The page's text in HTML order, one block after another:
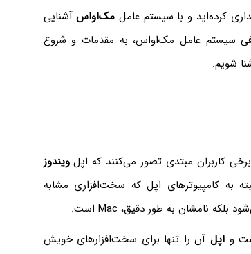
مک‌او‌اسآشنایی
سیستم عامل مک‌او‌اس، به مقدمات و شروع
شویم.
کاربران مبتدی تصور می‌کنند که اپلویندوز
کامپیوترهای اپل که سخت‌افزاری مشابه
و اپلآن را تنها برای سخت‌افزارهای خویش